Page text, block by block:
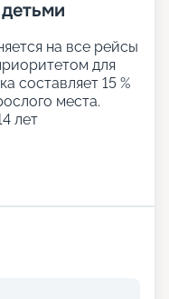
на все рейсы
для
составляет 15 %
места.
лет